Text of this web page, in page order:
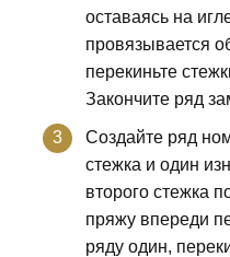
оставаясь на
провязывается
перекиньте
Закончите ряд
Создайте ряд
стежка и один
второго стежка
пряжу впереди
ряду один,